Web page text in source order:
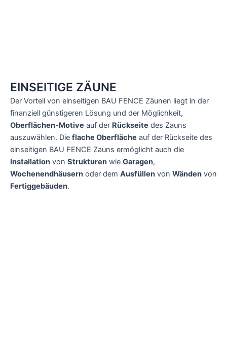
EINSEITIGE ZÄUNE
Der Vorteil von einseitigen BAU FENCE Zäunen liegt in der
finanziell günstigeren Lösung und der Möglichkeit,
Oberflächen-Motive auf der Rückseite des Zauns
auszuwählen. Die flache Oberfläche auf der Rückseite des
einseitigen BAU FENCE Zauns ermöglicht auch die
Installation von Strukturen wie Garagen,
Wochenendhäusern oder dem Ausfüllen von Wänden von
Fertiggebäuden.